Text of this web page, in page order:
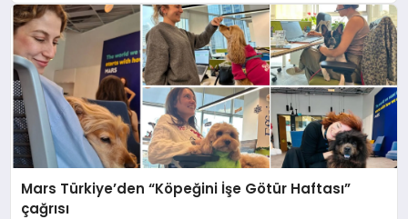
Mars Türkiye’den “Köpeğini İşe Götür Haftası”
çağrısı